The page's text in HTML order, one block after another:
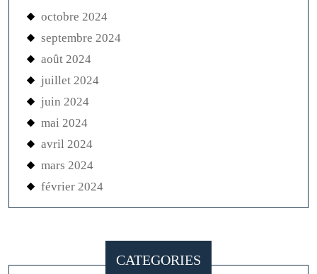
octobre 2024
septembre 2024
août 2024
juillet 2024
juin 2024
mai 2024
avril 2024
mars 2024
février 2024
CATEGORIES